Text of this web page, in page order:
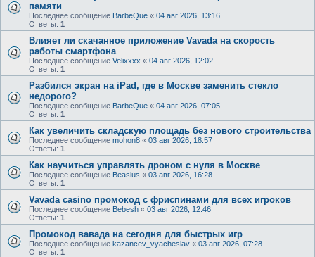
памяти
Последнее сообщение BarbeQue « 04 авг 2026, 13:16
Ответы: 1
Влияет ли скачанное приложение Vavada на скорость
работы смартфона
Последнее сообщение Velixxxx « 04 авг 2026, 12:02
Ответы: 1
Разбился экран на iPad, где в Москве заменить стекло
недорого?
Последнее сообщение BarbeQue « 04 авг 2026, 07:05
Ответы: 1
Как увеличить складскую площадь без нового строительства
Последнее сообщение mohon8 « 03 авг 2026, 18:57
Ответы: 1
Как научиться управлять дроном с нуля в Москве
Последнее сообщение Beasius « 03 авг 2026, 16:28
Ответы: 1
Vavada casino промокод с фриспинами для всех игроков
Последнее сообщение Bebesh « 03 авг 2026, 12:46
Ответы: 1
Промокод вавада на сегодня для быстрых игр
Последнее сообщение kazancev_vyacheslav « 03 авг 2026, 07:28
Ответы: 1